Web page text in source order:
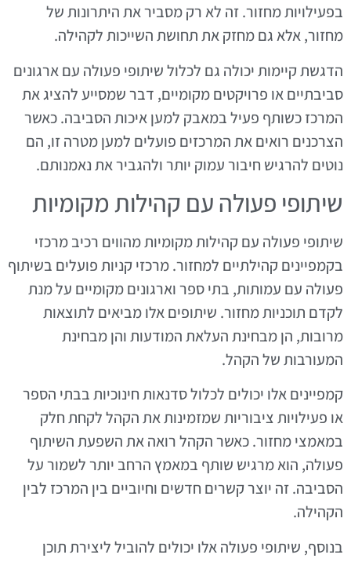
בפעילויות מחזור. זה לא רק מסביר את היתרונות של
מחזור, אלא גם מחזק את תחושת השייכות לקהילה.
הדגשת קיימות יכולה גם לכלול שיתופי פעולה עם ארגונים
סביבתיים או פרויקטים מקומיים, דבר שמסייע להציג את
המרכז כשותף פעיל במאבק למען איכות הסביבה. כאשר
הצרכנים רואים את המרכזים פועלים למען מטרה זו, הם
נוטים להרגיש חיבור עמוק יותר ולהגביר את נאמנותם.
שיתופי פעולה עם קהילות מקומיות
שיתופי פעולה עם קהילות מקומיות מהווים רכיב מרכזי
בקמפיינים קהילתיים למחזור. מרכזי קניות פועלים בשיתוף
פעולה עם עמותות, בתי ספר וארגונים מקומיים על מנת
לקדם תוכניות מחזור. שיתופים אלו מביאים לתוצאות
מרובות, הן מבחינת העלאת המודעות והן מבחינת
המעורבות של הקהל.
קמפיינים אלו יכולים לכלול סדנאות חינוכיות בבתי הספר
או פעילויות ציבוריות שמזמינות את הקהל לקחת חלק
במאמצי מחזור. כאשר הקהל רואה את השפעת השיתוף
פעולה, הוא מרגיש שותף במאמץ הרחב יותר לשמור על
הסביבה. זה יוצר קשרים חדשים וחיוביים בין המרכז לבין
הקהילה.
בנוסף, שיתופי פעולה אלו יכולים להוביל ליצירת תוכן